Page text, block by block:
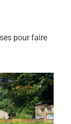
pour faire